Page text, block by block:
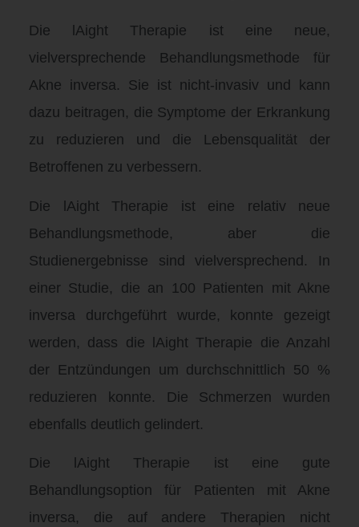
Die lAight Therapie ist eine neue,
vielversprechende Behandlungsmethode für
Akne inversa. Sie ist nicht-invasiv und kann
dazu beitragen, die Symptome der Erkrankung
zu reduzieren und die Lebensqualität der
Betroffenen zu verbessern.
Die lAight Therapie ist eine relativ neue
Behandlungsmethode, aber die
Studienergebnisse sind vielversprechend. In
einer Studie, die an 100 Patienten mit Akne
inversa durchgeführt wurde, konnte gezeigt
werden, dass die lAight Therapie die Anzahl
der Entzündungen um durchschnittlich 50 %
reduzieren konnte. Die Schmerzen wurden
ebenfalls deutlich gelindert.
Die lAight Therapie ist eine gute
Behandlungsoption für Patienten mit Akne
inversa, die auf andere Therapien nicht